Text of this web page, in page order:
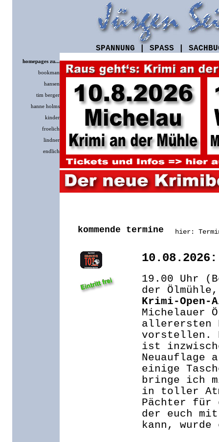
SPANNUNG SPASS
homepages zu...
bookman
hansen
tim berger
hanne holms
kinder
froelich
lindner
endlich
kommende termine hier:
19.00 Uhr
der
Krimi-Open-
Michelauer
allerersten
vorstellen.
ist
Neuauflage
einige
bringe ich
in toller
Pächter für
der euch
kann,